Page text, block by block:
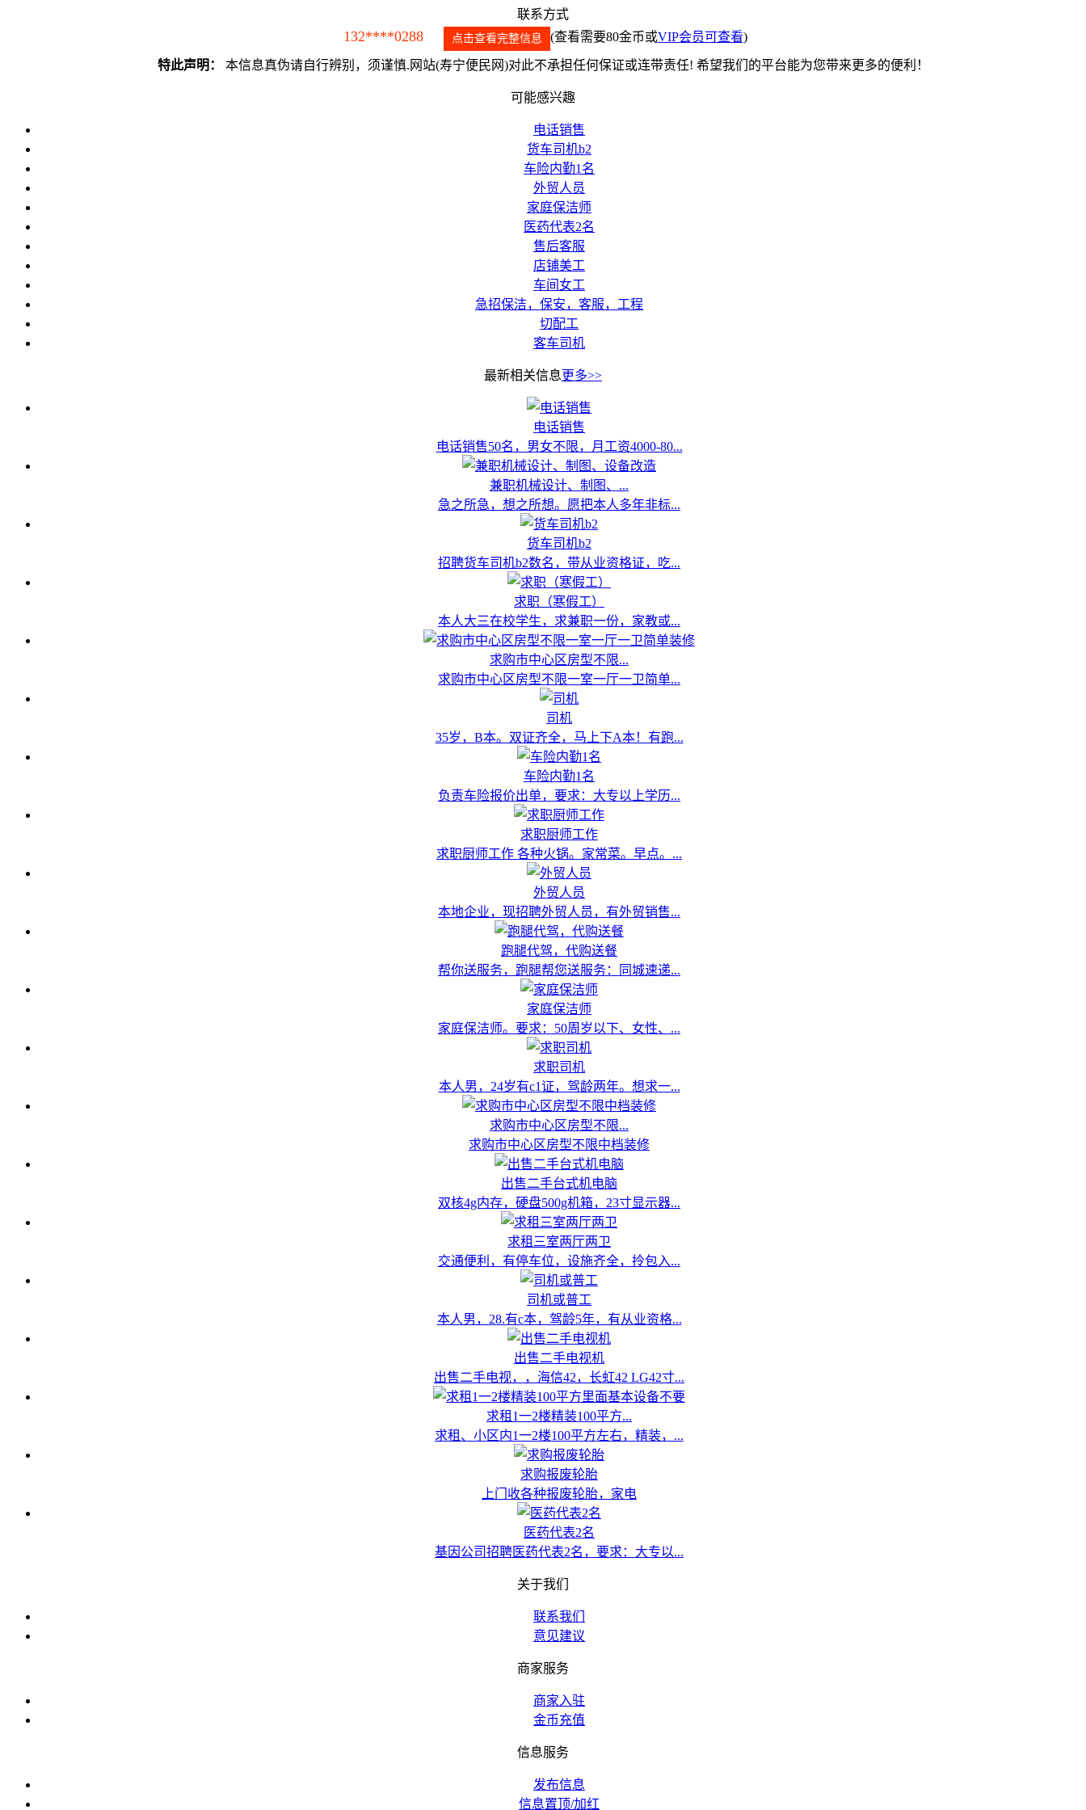
联系方式
132****0288 点击查看完整信息 (查看需要80金币或VIP会员可查看)
特此声明： 本信息真伪请自行辨别，须谨慎.网站(寿宁便民网)对此不承担任何保证或连带责任! 希望我们的平台能为您带来更多的便利！
可能感兴趣
电话销售
货车司机b2
车险内勤1名
外贸人员
家庭保洁师
医药代表2名
售后客服
店铺美工
车间女工
急招保洁，保安，客服，工程
切配工
客车司机
最新相关信息更多>>
电话销售
电话销售50名，男女不限，月工资4000-80...
兼职机械设计、制图、...
急之所急，想之所想。愿把本人多年非标...
货车司机b2
招聘货车司机b2数名，带从业资格证，吃...
求职（寒假工）
本人大三在校学生，求兼职一份，家教或...
求购市中心区房型不限...
求购市中心区房型不限一室一厅一卫简单...
司机
35岁，B本。双证齐全，马上下A本！有跑...
车险内勤1名
负责车险报价出单，要求：大专以上学历...
求职厨师工作
求职厨师工作 各种火锅。家常菜。早点。...
外贸人员
本地企业，现招聘外贸人员，有外贸销售...
跑腿代驾，代购送餐
帮你送服务，跑腿帮您送服务：同城速递...
家庭保洁师
家庭保洁师。要求：50周岁以下、女性、...
求职司机
本人男，24岁有c1证，驾龄两年。想求一...
求购市中心区房型不限...
求购市中心区房型不限中档装修
出售二手台式机电脑
双核4g内存，硬盘500g机箱，23寸显示器...
求租三室两厅两卫
交通便利，有停车位，设施齐全，拎包入...
司机或普工
本人男，28.有c本，驾龄5年，有从业资格...
出售二手电视机
出售二手电视，，海信42，长虹42 LG42寸...
求租1一2楼精装100平方...
求租、小区内1一2楼100平方左右，精装，...
求购报废轮胎
上门收各种报废轮胎，家电
医药代表2名
基因公司招聘医药代表2名，要求：大专以...
关于我们
联系我们
意见建议
商家服务
商家入驻
金币充值
信息服务
发布信息
信息置顶/加红